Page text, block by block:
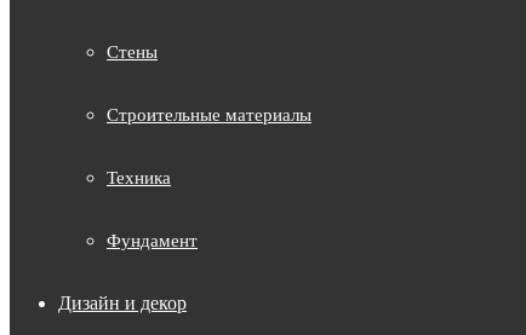
Стены
Строительные материалы
Техника
Фундамент
Дизайн и декор